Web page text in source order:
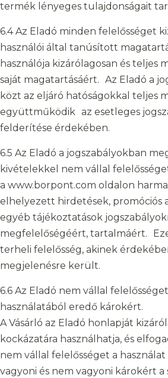
termék lényeges tulajdonságait
6.4 Az Eladó minden felelősséget
használói által tanúsított
használója kizárólagosan és teljes
saját magatartásáért. Az Eladó a
közt az eljáró hatóságokkal teljes
együttműködik az esetleges
felderítése érdekében.
6.5 Az Eladó a jogszabályokban
kivételekkel nem vállal
a www.borpont.com oldalon
elhelyezett hirdetések, promóciós
egyéb tájékoztatások
megfelelőségéért, tartalmáért.
terheli felelősség, akinek
megjelenésre került.
6.6 Az Eladó nem vállal
használatából eredő károkért.
A Vásárló az Eladó honlapját
kockázatára használhatja, és
nem vállal felelősséget a
vagyoni és nem vagyoni károkért a